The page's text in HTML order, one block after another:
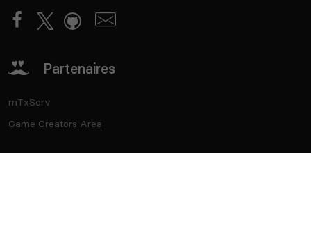
Partenaires
mTxServ
Game Creators Area